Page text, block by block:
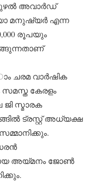
അവാര്‍ഡ്
മനുഷ്യര്‍ എന്ന
രൂപയും
ാം ചരമ വാര്‍ഷിക
കേരളം
സ്മാരക
ട്രസ്റ്റ് അധ്യക്ഷ
അയ്മനം ജോണ്‍